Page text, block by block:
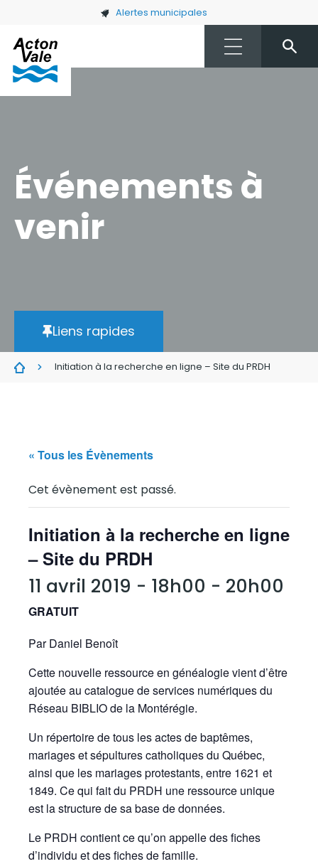
Skip to main content Alertes municipales
Événements à
venir
Liens rapides
Initiation à la recherche en ligne – Site du PRDH
« Tous les Évènements
Cet évènement est passé.
Initiation à la recherche en ligne
– Site du PRDH
11 avril 2019 - 18h00 - 20h00
GRATUIT
Par Daniel Benoît
Cette nouvelle ressource en généalogie vient d’être
ajoutée au catalogue de services numériques du
Réseau BIBLIO de la Montérégie.
Un répertoire de tous les actes de baptêmes,
mariages et sépultures catholiques du Québec,
ainsi que les mariages protestants, entre 1621 et
1849. Ce qui fait du PRDH une ressource unique
est la structure de sa base de données.
Le PRDH contient ce qu’on appelle des fiches
d’individu et des fiches de famille.